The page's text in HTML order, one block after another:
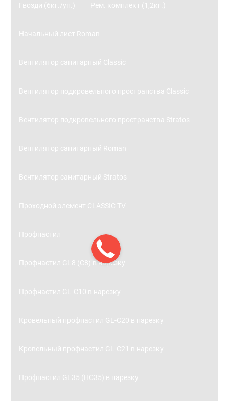
Гвозди (6кг./уп.) Рем. комплект (1,2кг.)
Начальный лист Roman
Вентилятор санитарный Classic
Вентилятор подкровельного пространства Classic
Вентилятор подкровельного пространства Stratos
Вентилятор санитарный Roman
Вентилятор санитарный Stratos
Проходной элемент CLASSIC TV
Профнастил
Профнастил GL8 (С8) в нарезку
Профнастил GL-С10 в нарезку
Кровельный профнастил GL-С20 в нарезку
Кровельный профнастил GL-С21 в нарезку
Профнастил GL35 (НС35) в нарезку